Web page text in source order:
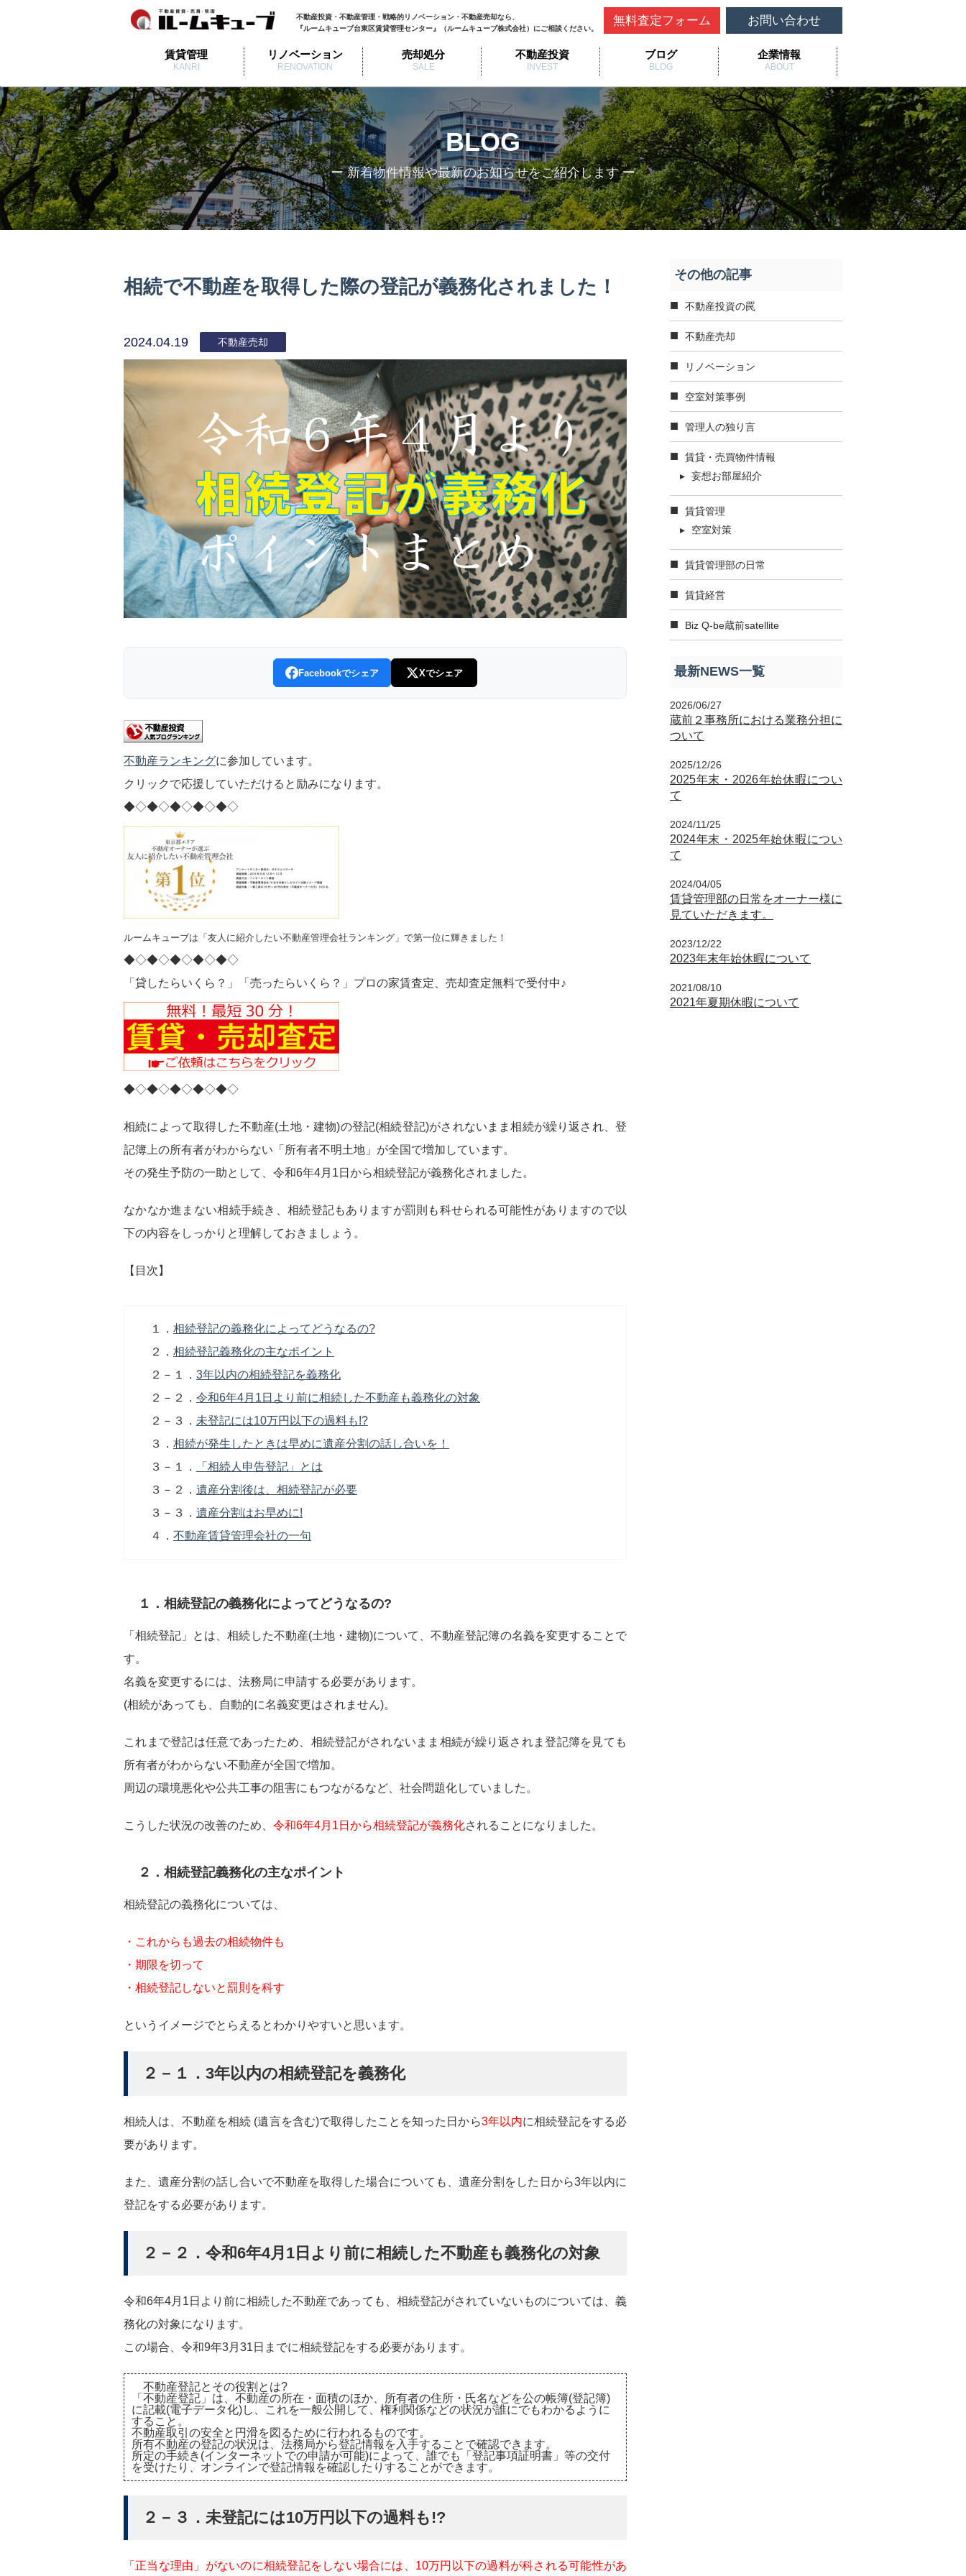
不動産投資・不動産管理・戦略的リノベーション・不動産売却なら、
『ルームキューブ台東区賃貸管理センター』（ルームキューブ株式会社）にご相談ください。
賃貸管理
KANRI
リノベーション
RENOVATION
売却処分
SALE
不動産投資
INVEST
ブログ
BLOG
企業情報
ABOUT
無料査定フォーム お問い合わせ
BLOG
ー 新着物件情報や最新のお知らせをご紹介します ー
相続で不動産を取得した際の登記が義務化されました！
2024.04.19 不動産売却
Facebookでシェア Xでシェア
不動産ランキングに参加しています。
クリックで応援していただけると励みになります。
◆◇◆◇◆◇◆◇◆◇
ルームキューブは「友人に紹介したい不動産管理会社ランキング」で第一位に輝きました！
◆◇◆◇◆◇◆◇◆◇
「貸したらいくら？」「売ったらいくら？」プロの家賃査定、売却査定無料で受付中♪
◆◇◆◇◆◇◆◇◆◇
相続によって取得した不動産(土地・建物)の登記(相続登記)がされないまま相続が繰り返され、登
記簿上の所有者がわからない「所有者不明土地」が全国で増加しています。
その発生予防の一助として、令和6年4月1日から相続登記が義務化されました。
なかなか進まない相続手続き、相続登記もありますが罰則も科せられる可能性がありますので以
下の内容をしっかりと理解しておきましょう。
【目次】
１． 相続登記の義務化によってどうなるの?
２． 相続登記義務化の主なポイント
２－１． 3年以内の相続登記を義務化
２－２． 令和6年4月1日より前に相続した不動産も義務化の対象
２－３． 未登記には10万円以下の過料も!?
３． 相続が発生したときは早めに遺産分割の話し合いを！
３－１．
「相続人申告登記」とは
３－２． 遺産分割後は、相続登記が必要
３－３． 遺産分割はお早めに!
４． 不動産賃貸管理会社の一句
１．相続登記の義務化によってどうなるの?
「相続登記」とは、相続した不動産(土地・建物)について、不動産登記簿の名義を変更することで
す。
名義を変更するには、法務局に申請する必要があります。
(相続があっても、自動的に名義変更はされません)。
これまで登記は任意であったため、相続登記がされないまま相続が繰り返されま登記簿を見ても
所有者がわからない不動産が全国で増加。
周辺の環境悪化や公共工事の阻害にもつながるなど、社会問題化していました。
こうした状況の改善のため、 令和6年4月1日から相続登記が義務化されることになりました。
２．相続登記義務化の主なポイント
相続登記の義務化については、
・これからも過去の相続物件も
・期限を切って
・相続登記しないと罰則を科す
というイメージでとらえるとわかりやすいと思います。
２－１．3年以内の相続登記を義務化
相続人は、不動産を相続 (遺言を含む)で取得したことを知った日から3年以内に相続登記をする必
要があります。
また、遺産分割の話し合いで不動産を取得した場合についても、遺産分割をした日から3年以内に
登記をする必要があります。
２－２．令和6年4月1日より前に相続した不動産も義務化の対象
令和6年4月1日より前に相続した不動産であっても、相続登記がされていないものについては、義
務化の対象になります。
この場合、令和9年3月31日までに相続登記をする必要があります。
不動産登記とその役割とは?
「不動産登記」は、不動産の所在・面積のほか、所有者の住所・氏名などを公の帳簿(登記簿)
に記載(電子データ化)し、これを一般公開して、権利関係などの状況が誰にでもわかるように
すること。
不動産取引の安全と円滑を図るために行われるものです。
所有不動産の登記の状況は、法務局から登記情報を入手することで確認できます。
所定の手続き(インターネットでの申請が可能)によって、誰でも「登記事項証明書」等の交付
を受けたり、オンラインで登記情報を確認したりすることができます。
２－３．未登記には10万円以下の過料も!?
「正当な理由」がないのに相続登記をしない場合には、10万円以下の過料が科される可能性があ
その他の記事
不動産投資の罠
不動産売却
リノベーション
空室対策事例
管理人の独り言
賃貸・売買物件情報
妄想お部屋紹介
賃貸管理
空室対策
賃貸管理部の日常
賃貸経営
Biz Q-be蔵前satellite
最新NEWS一覧
2026/06/27
蔵前２事務所における業務分担に
ついて
2025/12/26
2025年末・2026年始休暇につい
て
2024/11/25
2024年末・2025年始休暇につい
て
2024/04/05
賃貸管理部の日常をオーナー様に
見ていただきます。
2023/12/22
2023年末年始休暇について
2021/08/10
2021年夏期休暇について